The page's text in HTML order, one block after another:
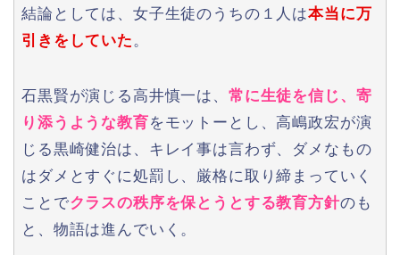
結論としては、女子生徒のうちの１人は本当に万
引きをしていた。
石黒賢が演じる高井慎一は、 常に生徒を信じ、寄
り添うような教育 をモットーとし、高嶋政宏が演
じる黒崎健治は、キレイ事は言わず、ダメなもの
はダメとすぐに処罰し、厳格に取り締まっていく
ことでクラスの秩序を保とうとする教育方針のも
と、物語は進んでいく。